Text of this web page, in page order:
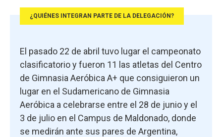
¿QUIÉNES INTEGRAN PARTE DE LA DELEGACIÓN?
El pasado 22 de abril tuvo lugar el campeonato
clasificatorio y fueron 11 las atletas del Centro
de Gimnasia Aeróbica A+ que consiguieron un
lugar en el Sudamericano de Gimnasia
Aeróbica a celebrarse entre el 28 de junio y el
3 de julio en el Campus de Maldonado, donde
se medirán ante sus pares de Argentina,